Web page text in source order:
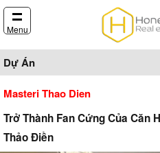
Menu
Dự Án
Masteri Thao Dien
Trở Thành Fan Cứng Của Căn
Thảo Điền